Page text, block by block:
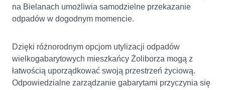
na Bielanach umożliwia samodzielne przekazanie
odpadów w dogodnym momencie.
Dzięki różnorodnym opcjom utylizacji odpadów
wielkogabarytowych mieszkańcy Żoliborza mogą z
łatwością uporządkować swoją przestrzeń życiową.
Odpowiedzialne zarządzanie gabarytami przyczynia się